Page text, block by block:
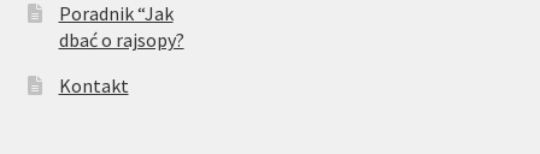
Poradnik “Jak
dbać o rajsopy?
Kontakt